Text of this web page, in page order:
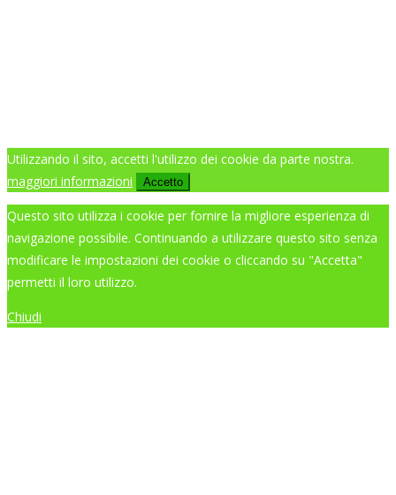
Utilizzando il sito, accetti l'utilizzo dei cookie da parte nostra.
maggiori informazioni
Accetto
Questo sito utilizza i cookie per fornire la migliore esperienza di
navigazione possibile. Continuando a utilizzare questo sito senza
modificare le impostazioni dei cookie o cliccando su "Accetta"
permetti il loro utilizzo.
Chiudi